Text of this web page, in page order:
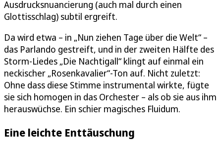
Ausdrucksnuancierung (auch mal durch einen
Glottisschlag) subtil ergreift.
Da wird etwa – in „Nun ziehen Tage über die Welt“ –
das Parlando gestreift, und in der zweiten Hälfte des
Storm-Liedes „Die Nachtigall“ klingt auf einmal ein
neckischer „Rosenkavalier“-Ton auf. Nicht zuletzt:
Ohne dass diese Stimme instrumental wirkte, fügte
sie sich homogen in das Orchester – als ob sie aus ihm
herauswüchse. Ein schier magisches Fluidum.
Eine leichte Enttäuschung